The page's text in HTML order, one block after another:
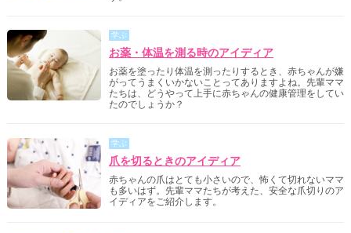
学ぶ
お薬・体温を測る時のアイディア
お薬を塗ったり体温を測ったりするとき、赤ちゃんが嫌
がってうまくいかないことってありますよね。先輩ママ
たちは、どうやって上手に赤ちゃんの健康管理をしてい
たのでしょうか？
学ぶ
爪を切るときのアイディア
赤ちゃんの爪はとても小さいので、怖くて切れないママ
も多いはず。先輩ママたちが考えた、安全な爪切りのア
イディアをご紹介します。